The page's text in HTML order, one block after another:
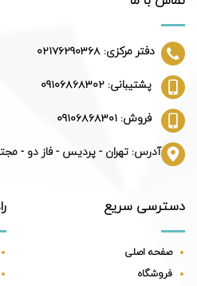
دفتر مرکزی: 02176290368
پشتیبانی: 09106868302
فروش: 09106868301
آدرس: تهران - پردیس - فاز دو -
دسترسی سریع
صفحه اصلی
فروشگاه